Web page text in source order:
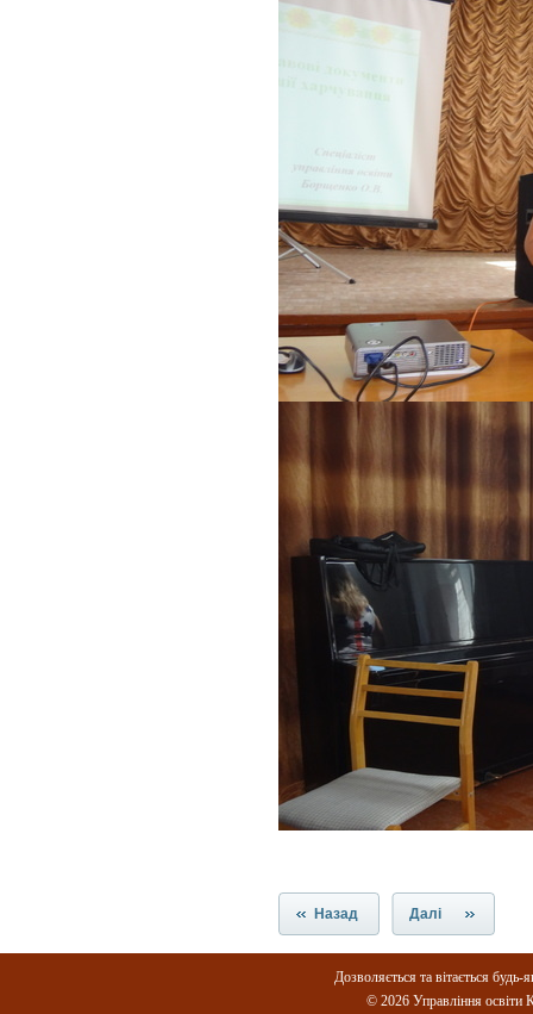
Назад Далі
Дозволяється та вітається будь-
© 2026 Управління освіти